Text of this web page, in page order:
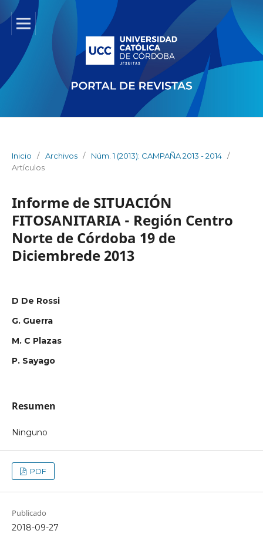
Inicio / Archivos / Núm. 1 (2013): CAMPAÑA 2013 - 2014 /
Artículos
Informe de SITUACIÓN
FITOSANITARIA - Región Centro
Norte de Córdoba 19 de
Diciembrede 2013
D De Rossi
G. Guerra
M. C Plazas
P. Sayago
Resumen
Ninguno
PDF
Publicado
2018-09-27